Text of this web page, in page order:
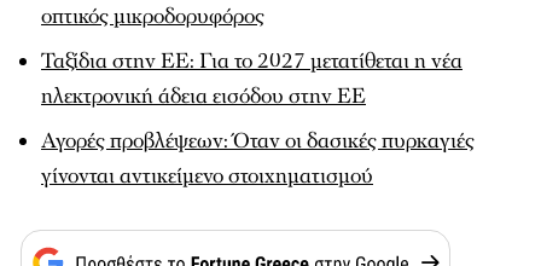
οπτικός μικροδορυφόρος
Ταξίδια στην ΕΕ: Για το 2027 μετατίθεται η νέα
ηλεκτρονική άδεια εισόδου στην ΕΕ
Αγορές προβλέψεων: Όταν οι δασικές πυρκαγιές
γίνονται αντικείμενο στοιχηματισμού